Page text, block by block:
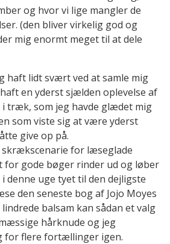
og hvor vi lige mangler de
(den bliver virkelig god og
mig enormt meget til at dele
haft lidt svært ved at samle mig
en yderst sjælden oplevelse af
træk, som jeg havde glædet mig
som viste sig at være yderst
give op på.
for læseglade
for gode bøger rinder ud og løber
denne uge tyet til den dejligste
den seneste bog af Jojo Moyes
balsam kan sådan et valg
hårknude og jeg
for flere fortællinger igen.